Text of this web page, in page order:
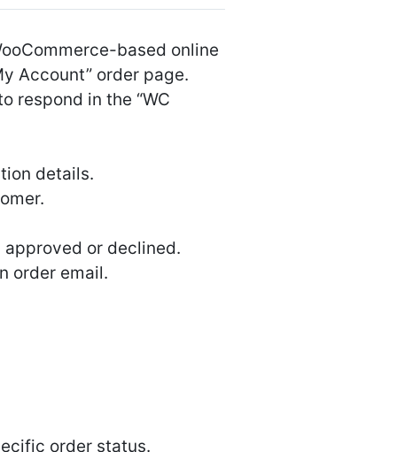
based online
Account” order page.
respond in the “WC
details.
or declined.
order email.
order status.